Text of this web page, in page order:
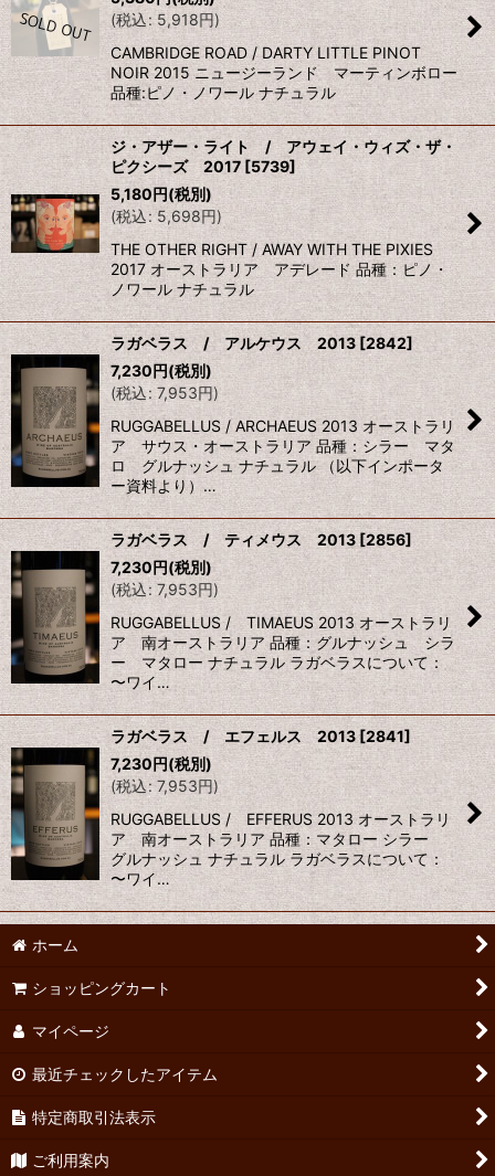
(税込: 5,918円)
CAMBRIDGE ROAD / DARTY LITTLE PINOT
NOIR 2015 ニュージーランド マーティンボロー
品種:ピノ・ノワール ナチュラル
ジ・アザー・ライト / アウェイ・ウィズ・ザ・
ピクシーズ 2017 [5739]
5,180円(税別)
(税込: 5,698円)
THE OTHER RIGHT / AWAY WITH THE PIXIES
2017 オーストラリア アデレード 品種：ピノ・
ノワール ナチュラル
ラガベラス / アルケウス 2013 [2842]
7,230円(税別)
(税込: 7,953円)
RUGGABELLUS / ARCHAEUS 2013 オーストラリ
ア サウス・オーストラリア 品種：シラー マタ
ロ グルナッシュ ナチュラル （以下インポータ
ー資料より）…
ラガベラス / ティメウス 2013[2856]
7,230円(税別)
(税込: 7,953円)
RUGGABELLUS / TIMAEUS 2013 オーストラリ
ア 南オーストラリア 品種：グルナッシュ シラ
ー マタロー ナチュラル ラガベラスについて：
〜ワイ…
ラガベラス / エフェルス 2013[2841]
7,230円(税別)
(税込: 7,953円)
RUGGABELLUS / EFFERUS 2013 オーストラリ
ア 南オーストラリア 品種：マタロー シラー
グルナッシュ ナチュラル ラガベラスについて：
〜ワイ…
ホーム
ショッピングカート
マイページ
最近チェックしたアイテム
特定商取引法表示
ご利用案内